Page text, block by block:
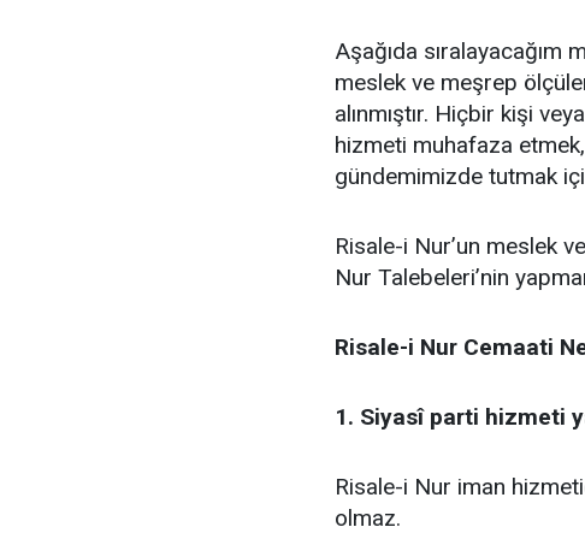
Aşağıda sıralayacağım
meslek ve meşrep
alınmıştır. Hiçbir kişi
hizmeti muhafaza
gündemimizde tutmak
Risale-i Nur’un meslek
Nur Talebeleri’nin
Risale-i Nur Cemaati
1. Siyasî parti hizmeti
Risale-i Nur iman
olmaz.